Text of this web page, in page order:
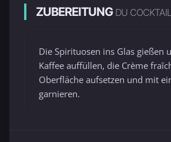
ZUBEREITUNG DU
Die Spirituosen ins Glas gießen
Kaffee auffüllen, die Crème
Oberfläche aufsetzen und mit
garnieren.